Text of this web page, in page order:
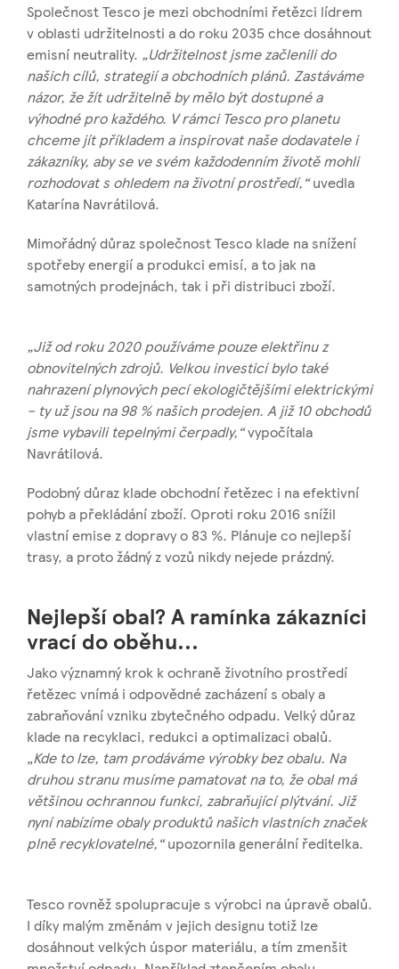
Společnost Tesco je mezi obchodními řetězci lídrem
v oblasti udržitelnosti a do roku 2035 chce dosáhnout
emisní neutrality. „Udržitelnost jsme začlenili do
našich cílů, strategií a obchodních plánů. Zastáváme
názor, že žít udržitelně by mělo být dostupné a
výhodné pro každého. V rámci Tesco pro planetu
chceme jít příkladem a inspirovat naše dodavatele i
zákazníky, aby se ve svém každodenním životě mohli
rozhodovat s ohledem na životní prostředí,“uvedla
Katarína Navrátilová.
Mimořádný důraz společnost Tesco klade na snížení
spotřeby energií a produkci emisí, a to jak na
samotných prodejnách, tak i při distribuci zboží.
„Již od roku 2020 používáme pouze elektřinu z
obnovitelných zdrojů. Velkou investicí bylo také
nahrazení plynových pecí ekologičtějšími elektrickými
– ty už jsou na 98 % našich prodejen. A již 10 obchodů
jsme vybavili tepelnými čerpadly,“vypočítala
Navrátilová.
Podobný důraz klade obchodní řetězec i na efektivní
pohyb a překládání zboží. Oproti roku 2016 snížil
vlastní emise z dopravy o 83 %. Plánuje co nejlepší
trasy, a proto žádný z vozů nikdy nejede prázdný.
Nejlepší obal? A ramínka zákazníci
vrací do oběhu...
Jako významný krok k ochraně životního prostředí
řetězec vnímá i odpovědné zacházení s obaly a
zabraňování vzniku zbytečného odpadu. Velký důraz
klade na recyklaci, redukci a optimalizaci obalů.
„Kde to lze, tam prodáváme výrobky bez obalu. Na
druhou stranu musíme pamatovat na to, že obal má
většinou ochrannou funkci, zabraňující plýtvání. Již
nyní nabízíme obaly produktů našich vlastních značek
plně recyklovatelné,“upozornila generální ředitelka.
Tesco rovněž spolupracuje s výrobci na úpravě obalů.
I díky malým změnám v jejich designu totiž lze
dosáhnout velkých úspor materiálu, a tím zmenšit